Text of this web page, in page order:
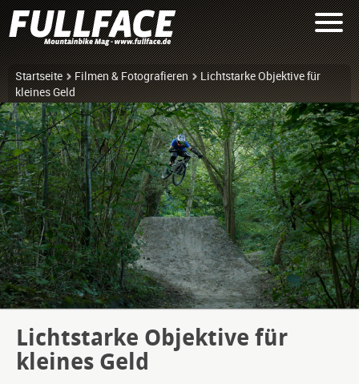
Startseite Filmen & Fotografieren
Lichtstarke Objektive für
kleines Geld
Lichtstarke Objektive für
kleines Geld